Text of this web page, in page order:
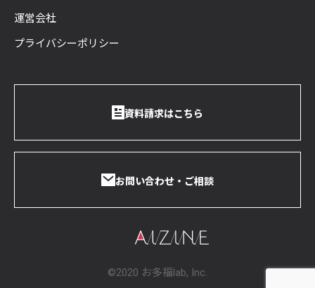
運営会社
プライバシーポリシー
資料請求はこちら
お問い合わせ・ご相談
©2020 お多福lab, Inc.